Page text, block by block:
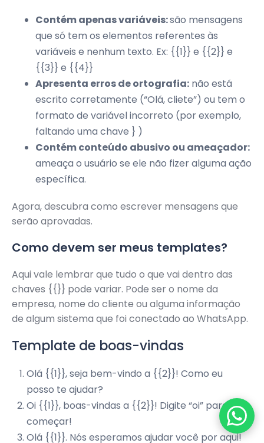
Contém apenas variáveis:são mensagens
que só tem os elementos referentes às
variáveis e nenhum texto. Ex: {{1}} e {{2}} e
{{3}} e {{4}}
Apresenta erros de ortografia: não está
escrito corretamente (“Olá, cliete”) ou tem o
formato de variável incorreto (por exemplo,
faltando uma chave } )
Contém conteúdo abusivo ou ameaçador:
ameaça o usuário se ele não fizer alguma ação
específica.
Agora, descubra como escrever mensagens que
serão aprovadas.
Como devem ser meus templates?
Aqui vale lembrar que tudo o que vai dentro das
chaves {{}} pode variar. Pode ser o nome da
empresa, nome do cliente ou alguma informação
de algum sistema que foi conectado ao WhatsApp.
Template de boas-vindas
Olá {{1}}, seja bem-vindo a {{2}}! Como eu
posso te ajudar?
Oi {{1}}, boas-vindas a {{2}}! Digite “oi” para
começar!
Olá {{1}}. Nós esperamos ajudar você por aqui!